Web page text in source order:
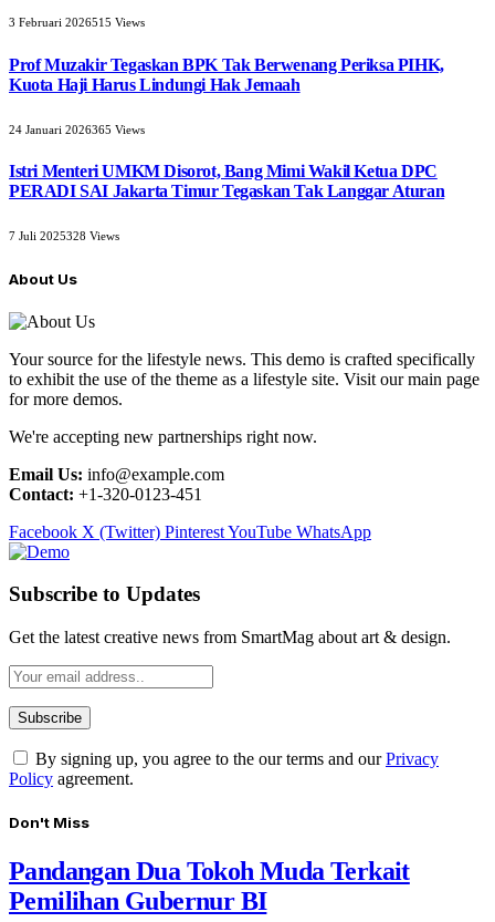
3 Februari 2026515 Views
Prof Muzakir Tegaskan BPK Tak Berwenang Periksa PIHK,
Kuota Haji Harus Lindungi Hak Jemaah
24 Januari 2026365 Views
Istri Menteri UMKM Disorot, Bang Mimi Wakil Ketua DPC
PERADI SAI Jakarta Timur Tegaskan Tak Langgar Aturan
7 Juli 2025328 Views
About Us
Your source for the lifestyle news. This demo is crafted specifically
to exhibit the use of the theme as a lifestyle site. Visit our main page
for more demos.
We're accepting new partnerships right now.
Email Us: info@example.com
Contact: +1-320-0123-451
Facebook X (Twitter) PinterestYouTube WhatsApp
Subscribe to Updates
Get the latest creative news from SmartMag about art & design.
By signing up, you agree to the our terms and ourPrivacy
Policy agreement.
Don't Miss
Pandangan Dua Tokoh Muda Terkait
Pemilihan Gubernur BI